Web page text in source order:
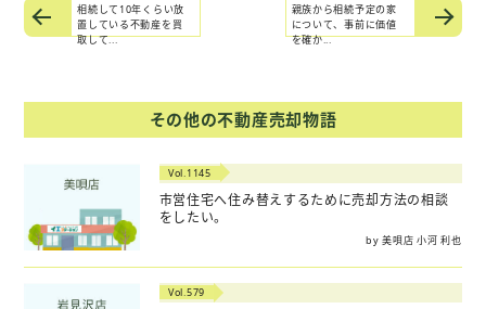
相続して10年くらい放
置している不動産を買
取して...
親族から相続予定の家
について、事前に価値
を確か...
その他の不動産売却物語
Vol.1145
市営住宅へ住み替えするために売却方法の相談
をしたい。
by 美唄店 小河 利也
Vol.579